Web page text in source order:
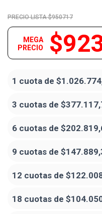
$950717
MEGA
PRECIO
1 cuota de
3 cuotas de
6 cuotas de
9 cuotas de
12 cuotas de
18 cuotas de